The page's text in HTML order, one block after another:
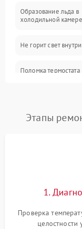
Образование льда в
холодильной камере
Не горит свет внутри
Поломка термостата
Поломка системы
работе
Этапы
1.
Проверка
целостности